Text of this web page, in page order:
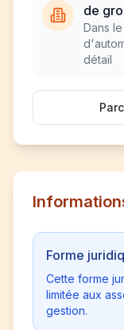
de
Dans
détail
Forme
Cette forme
limitée aux
gestion.